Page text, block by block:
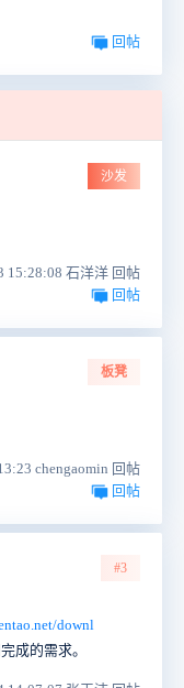
回帖
沙发
15:28:08 石洋洋 回帖
回帖
板凳
chengaomin 回帖
回帖
#3
downl
成的需求。